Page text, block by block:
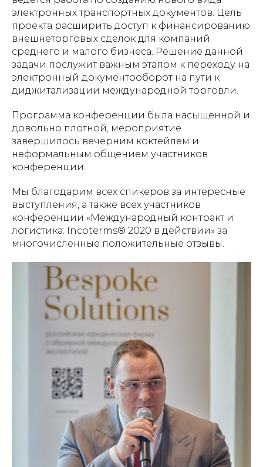
электронных транспортных документов. Цель
проекта расширить доступ к финансированию
внешнеторговых сделок для компаний
среднего и малого бизнеса. Решение данной
задачи послужит важным этапом к переходу на
электронный документооборот на пути к
диджитализации международной торговли.
Программа конференции была насыщенной и
довольно плотной, мероприятие
завершилось вечерним коктейлем и
неформальным общением участников
конференции.
Мы благодарим всех спикеров за интересные
выступления, а также всех участников
конференции «Международный контракт и
логистика: Incoterms® 2020 в действии» за
многочисленные положительные отзывы.